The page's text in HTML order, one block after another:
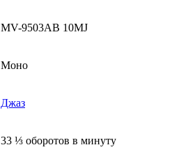
MV-9503AB 10MJ
Моно
Джаз
33 ⅓ оборотов в минуту